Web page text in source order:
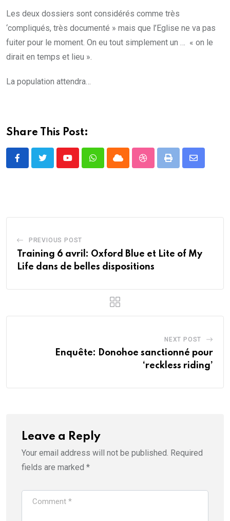
Les deux dossiers sont considérés comme très
‘compliqués, très documenté » mais que l’Eglise ne va pas
fuiter pour le moment. On eu tout simplement un … « on le
dirait en temps et lieu ».
La population attendra…
Share This Post:
YoutubeWhatsappCloud StumbleUpon
Print
Share
PREVIOUS POST
Training 6 avril: Oxford Blue et Lite of My
Life dans de belles dispositions
NEXT POST
Enquête: Donohoe sanctionné pour
‘reckless riding’
Leave a Reply
Your email address will not be published. Required
fields are marked *